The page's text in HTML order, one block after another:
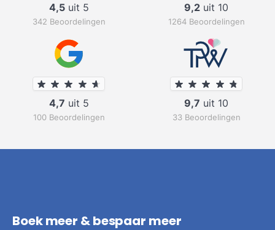
4,5uit 5
342 Beoordelingen
9,2 uit 10
1264 Beoordelingen
4,7 uit 5
100 Beoordelingen
9,7 uit 10
33 Beoordelingen
Boek meer & bespaar meer